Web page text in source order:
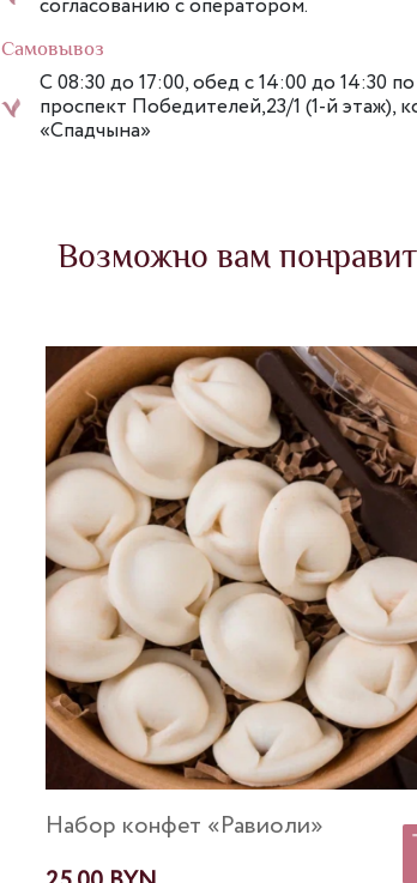
согласованию с оператором.
Самовывоз
С 08:30 до 17:00, обед с 14:00 до 14:30
проспект Победителей,23/1 (1-й этаж),
«Спадчына»
Возможно вам
Набор конфет «Равиоли»